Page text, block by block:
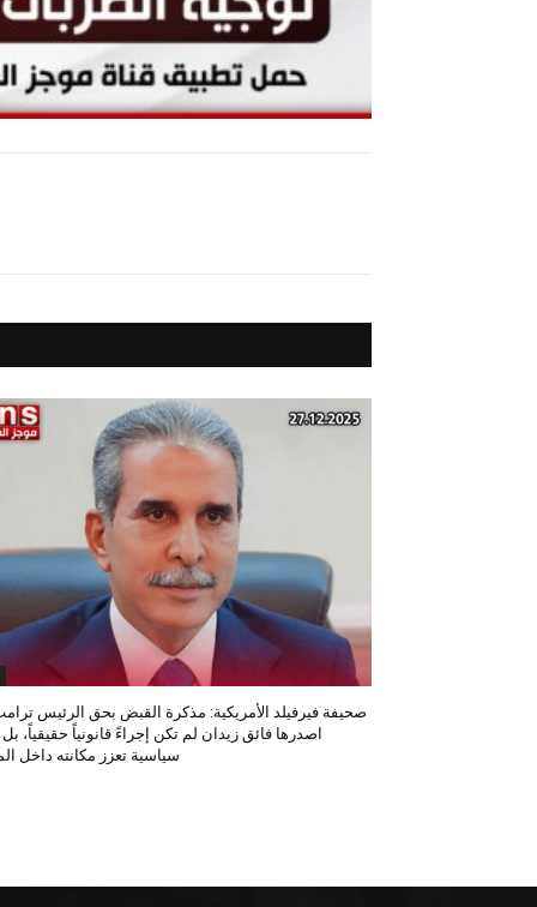
صحيفة فيرفيلد الأمريكية: مذكرة القبض بحق الرئيس
اصدرها فائق زيدان لم تكن إجراءً قانونياً حقيقياً،
سياسية تعزز مكانته داخل